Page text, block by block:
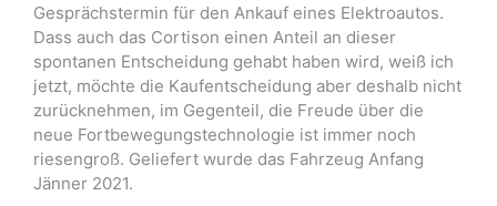
Gesprächstermin für den Ankauf eines Elektroautos.
Dass auch das Cortison einen Anteil an dieser
spontanen Entscheidung gehabt haben wird, weiß ich
jetzt, möchte die Kaufentscheidung aber deshalb nicht
zurücknehmen, im Gegenteil, die Freude über die
neue Fortbewegungstechnologie ist immer noch
riesengroß. Geliefert wurde das Fahrzeug Anfang
Jänner 2021.